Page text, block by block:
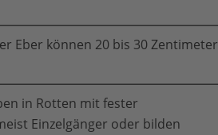
Eber können 20 bis 30 Zentimeter
in Rotten mit fester
Einzelgänger oder bilden